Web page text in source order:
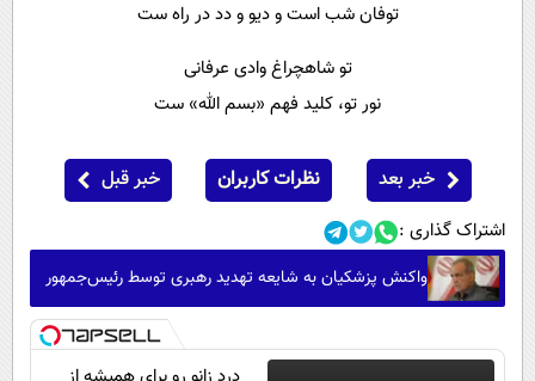
توفان شب است و دیو و دد در راه ست
تو شاهچراغ وادی عرفانی
نور تو، کلید فهم «بسم الله» ست
خبر بعد نظرات کاربران خبر قبل
اشتراک گذاری :
واکنش پزشکیان به شایعه تهدید رهبری توسط رئیس‌جمهور